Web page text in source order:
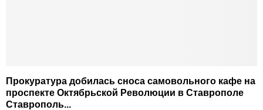
Прокуратура добилась сноса самовольного кафе на
проспекте Октябрьской Революции в Ставрополе
Ставрополь...